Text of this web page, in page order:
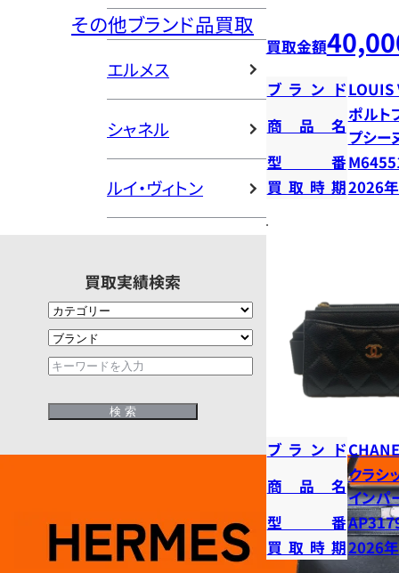
その他ブランド品買取
エルメス
シャネル
ルイ・ヴィトン
買取実績検索
買取金額
ブランドLOUIS
商品名
ポルト
プシー
型番
買取時期2026
ブランド
商品名
クラシ
インパ
型番
買取時期2026